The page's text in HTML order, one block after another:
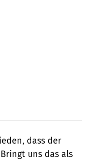
dass der
uns das als